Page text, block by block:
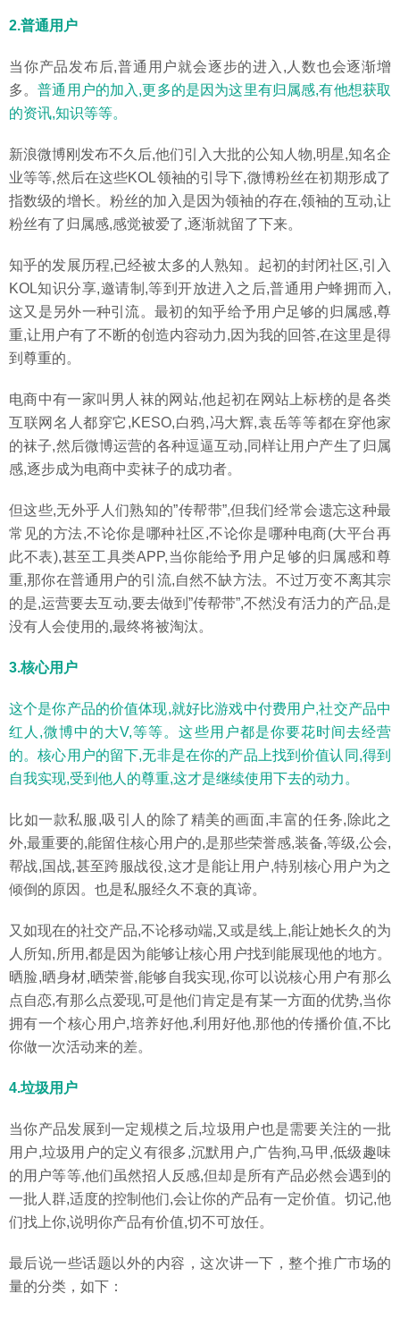
2.普通用户
当你产品发布后,普通用户就会逐步的进入,人数也会逐渐增
多。普通用户的加入,更多的是因为这里有归属感,有他想获取
的资讯,知识等等。
新浪微博刚发布不久后,他们引入大批的公知人物,明星,知名企
业等等,然后在这些KOL领袖的引导下,微博粉丝在初期形成了
指数级的增长。粉丝的加入是因为领袖的存在,领袖的互动,让
粉丝有了归属感,感觉被爱了,逐渐就留了下来。
知乎的发展历程,已经被太多的人熟知。起初的封闭社区,引入
KOL知识分享,邀请制,等到开放进入之后,普通用户蜂拥而入,
这又是另外一种引流。最初的知乎给予用户足够的归属感,尊
重,让用户有了不断的创造内容动力,因为我的回答,在这里是得
到尊重的。
电商中有一家叫男人袜的网站,他起初在网站上标榜的是各类
互联网名人都穿它,KESO,白鸦,冯大辉,袁岳等等都在穿他家
的袜子,然后微博运营的各种逗逼互动,同样让用户产生了归属
感,逐步成为电商中卖袜子的成功者。
但这些,无外乎人们熟知的”传帮带”,但我们经常会遗忘这种最
常见的方法,不论你是哪种社区,不论你是哪种电商(大平台再
此不表),甚至工具类APP,当你能给予用户足够的归属感和尊
重,那你在普通用户的引流,自然不缺方法。不过万变不离其宗
的是,运营要去互动,要去做到”传帮带”,不然没有活力的产品,是
没有人会使用的,最终将被淘汰。
3.核心用户
这个是你产品的价值体现,就好比游戏中付费用户,社交产品中
红人,微博中的大V,等等。这些用户都是你要花时间去经营
的。核心用户的留下,无非是在你的产品上找到价值认同,得到
自我实现,受到他人的尊重,这才是继续使用下去的动力。
比如一款私服,吸引人的除了精美的画面,丰富的任务,除此之
外,最重要的,能留住核心用户的,是那些荣誉感,装备,等级,公会,
帮战,国战,甚至跨服战役,这才是能让用户,特别核心用户为之
倾倒的原因。也是私服经久不衰的真谛。
又如现在的社交产品,不论移动端,又或是线上,能让她长久的为
人所知,所用,都是因为能够让核心用户找到能展现他的地方。
晒脸,晒身材,晒荣誉,能够自我实现,你可以说核心用户有那么
点自恋,有那么点爱现,可是他们肯定是有某一方面的优势,当你
拥有一个核心用户,培养好他,利用好他,那他的传播价值,不比
你做一次活动来的差。
4.垃圾用户
当你产品发展到一定规模之后,垃圾用户也是需要关注的一批
用户,垃圾用户的定义有很多,沉默用户,广告狗,马甲,低级趣味
的用户等等,他们虽然招人反感,但却是所有产品必然会遇到的
一批人群,适度的控制他们,会让你的产品有一定价值。切记,他
们找上你,说明你产品有价值,切不可放任。
最后说一些话题以外的内容，这次讲一下，整个推广市场的
量的分类，如下：